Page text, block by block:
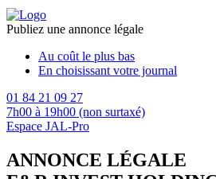
Publiez une annonce légale
Au coût le plus bas
En choisissant votre journal
01 84 21 09 27
7h00 à 19h00 (non surtaxé)
Espace JAL-Pro
ANNONCE LÉGALE